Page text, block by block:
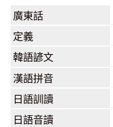
廣東話
定義
韓語諺文
漢語拼音
日語訓讀
日語音讀